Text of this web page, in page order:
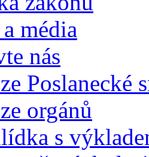
média
nás
Poslanecké
orgánů
s